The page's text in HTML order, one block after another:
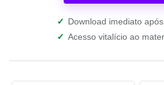
✓ Download imediato
✓ Acesso vitalício ao